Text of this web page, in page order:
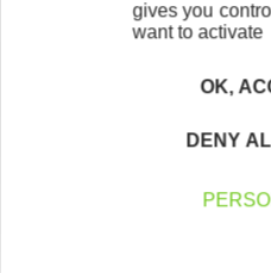
Trouvez à qui vous
Créateurs, repreneurs,
gives you
want to activate
OK,
DENY